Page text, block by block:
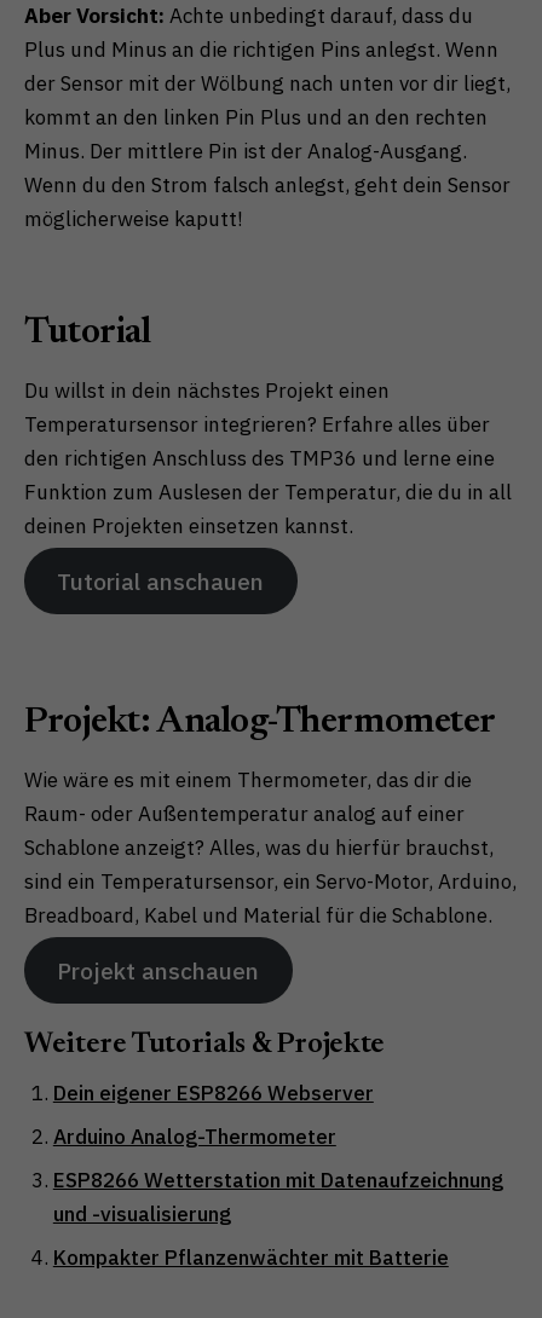
Aber Vorsicht: Achte unbedingt darauf, dass du
Plus und Minus an die richtigen Pins anlegst. Wenn
der Sensor mit der Wölbung nach unten vor dir liegt,
kommt an den linken Pin Plus und an den rechten
Minus. Der mittlere Pin ist der Analog-Ausgang.
Wenn du den Strom falsch anlegst, geht dein Sensor
möglicherweise kaputt!
Tutorial
Du willst in dein nächstes Projekt einen
Temperatursensor integrieren? Erfahre alles über
den richtigen Anschluss des TMP36 und lerne eine
Funktion zum Auslesen der Temperatur, die du in all
deinen Projekten einsetzen kannst.
Tutorial anschauen
Projekt: Analog-Thermometer
Wie wäre es mit einem Thermometer, das dir die
Raum- oder Außentemperatur analog auf einer
Schablone anzeigt? Alles, was du hierfür brauchst,
sind ein Temperatursensor, ein Servo-Motor, Arduino,
Breadboard, Kabel und Material für die Schablone.
Projekt anschauen
Weitere Tutorials & Projekte
Dein eigener ESP8266 Webserver
Arduino Analog-Thermometer
ESP8266 Wetterstation mit Datenaufzeichnung
und -visualisierung
Kompakter Pflanzenwächter mit Batterie